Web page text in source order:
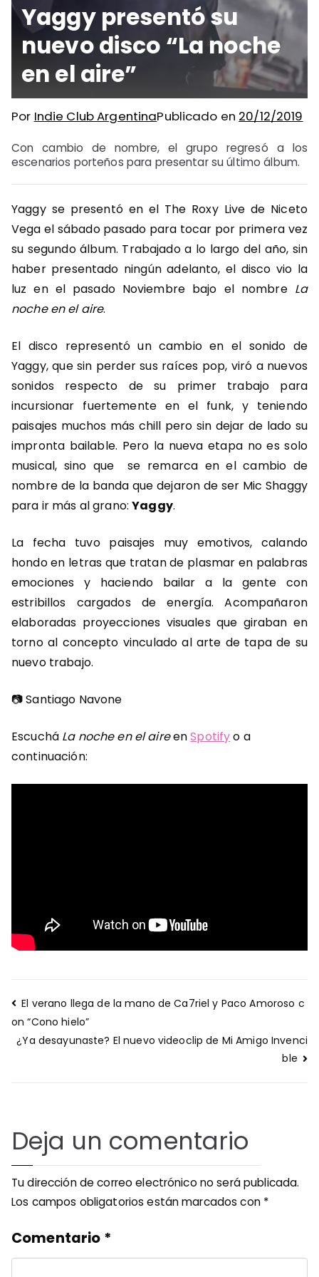
Yaggy presentó su
nuevo disco “La noche
en el aire”
Por Indie Club ArgentinaPublicado en 20/12/2019
Con cambio de nombre, el grupo regresó a los
escenarios porteños para presentar su último álbum.
Yaggy se presentó en el The Roxy Live de Niceto
Vega el sábado pasado para tocar por primera vez
su segundo álbum. Trabajado a lo largo del año, sin
haber presentado ningún adelanto, el disco vio la
luz en el pasado Noviembre bajo el nombre La
noche en el aire.
El disco representó un cambio en el sonido de
Yaggy, que sin perder sus raíces pop, viró a nuevos
sonidos respecto de su primer trabajo para
incursionar fuertemente en el funk, y teniendo
paisajes muchos más chill pero sin dejar de lado su
impronta bailable. Pero la nueva etapa no es solo
musical, sino que se remarca en el cambio de
nombre de la banda que dejaron de ser Mic Shaggy
para ir más al grano:Yaggy.
La fecha tuvo paisajes muy emotivos, calando
hondo en letras que tratan de plasmar en palabras
emociones y haciendo bailar a la gente con
estribillos cargados de energía. Acompañaron
elaboradas proyecciones visuales que giraban en
torno al concepto vinculado al arte de tapa de su
nuevo trabajo.
📷 Santiago Navone
Escuchá La noche en el aireenSpotifyo a
continuación:
Navegación
de
entradas
El verano llega de la mano de Ca7riel y Paco Amoroso c
on “Cono hielo”
¿Ya desayunaste? El nuevo videoclip de Mi Amigo Invenci
ble
Deja un comentario
Tu dirección de correo electrónico no será publicada.
Los campos obligatorios están marcados con *
Comentario *